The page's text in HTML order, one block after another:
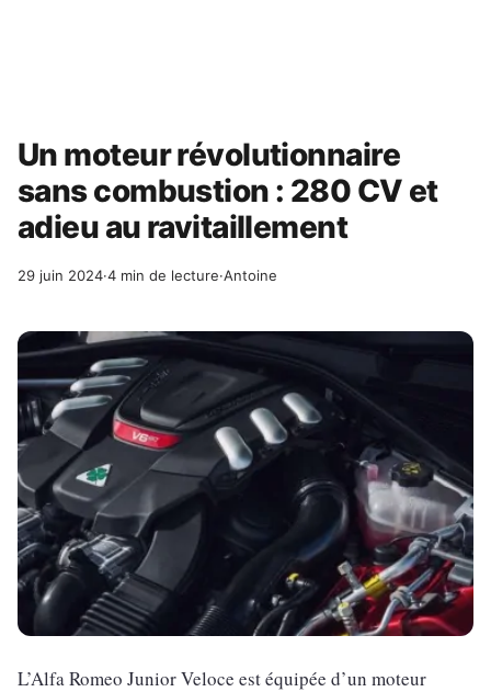
Un moteur révolutionnaire
sans combustion : 280 CV et
adieu au ravitaillement
29 juin 2024·4 min de lecture·Antoine
L’Alfa Romeo Junior Veloce est équipée d’un moteur